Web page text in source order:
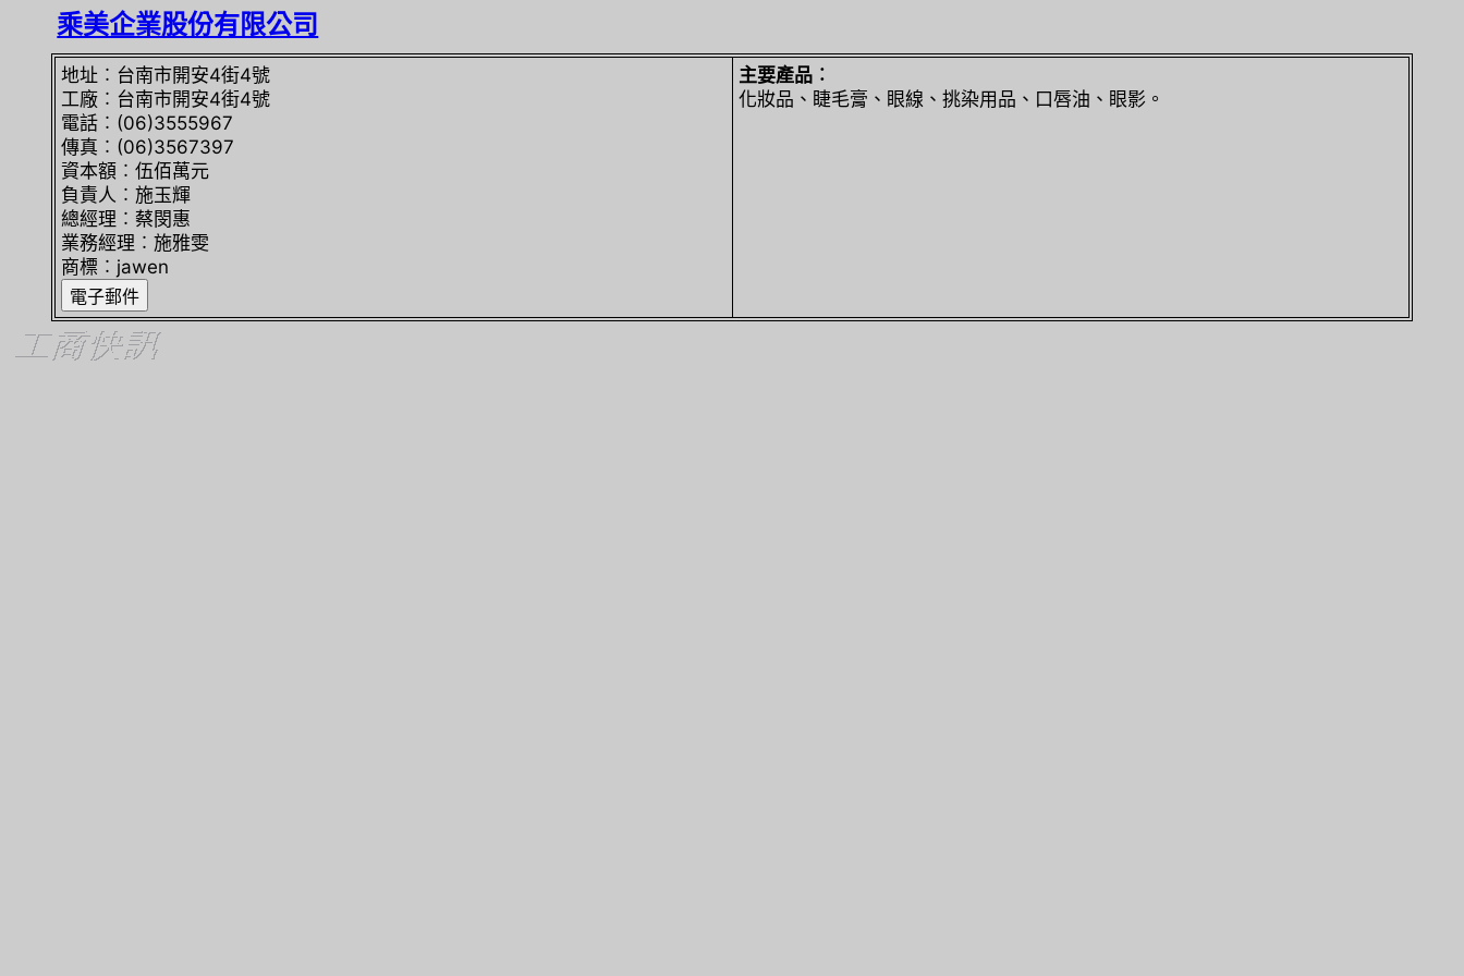
乘美企業股份有限公司
地址︰台南市開安4街4號
工廠︰台南市開安4街4號
電話︰(06)3555967
傳真︰(06)3567397
資本額︰伍佰萬元
負責人︰施玉輝
總經理︰蔡閔惠
業務經理︰施雅雯
商標︰jawen
主要產品︰
化妝品、睫毛膏、眼線、挑染用品、口唇油、眼影。